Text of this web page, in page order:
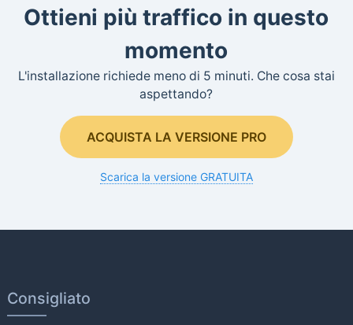
Ottieni più traffico in questo
momento
L'installazione richiede meno di 5 minuti. Che cosa stai
aspettando?
ACQUISTA LA VERSIONE PRO
Scarica la versione GRATUITA
Consigliato